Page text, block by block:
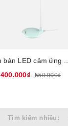
400.000₫
550.000₫
Tìm kiếm nhiều: